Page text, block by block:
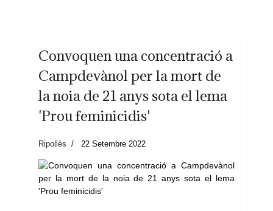
Convoquen una concentració a
Campdevànol per la mort de
la noia de 21 anys sota el lema
'Prou feminicidis'
Ripollès 22 Setembre 2022